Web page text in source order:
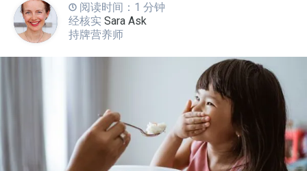
阅读时间：1 分钟
经核实 Sara Ask
持牌营养师